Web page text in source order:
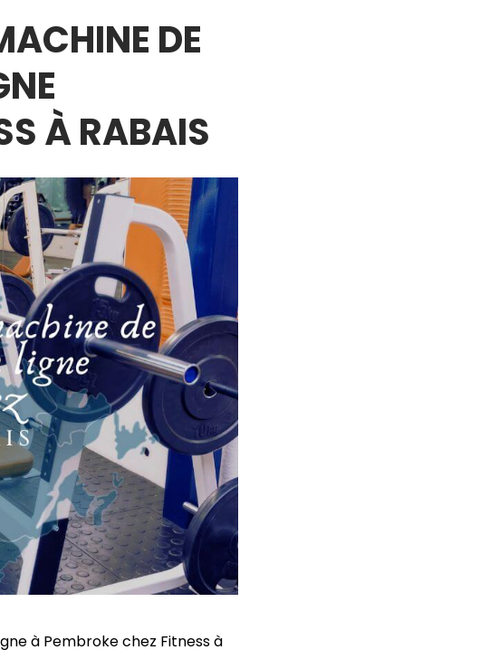
DE
À RABAIS
à Pembroke chez Fitness à